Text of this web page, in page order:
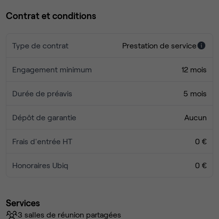
Contrat et conditions
Type de contrat Prestation de service
Engagement minimum 12 mois
Durée de préavis 5 mois
Dépôt de garantie Aucun
Frais d'entrée HT 0 €
Honoraires Ubiq 0 €
Services
3 salles de réunion partagées